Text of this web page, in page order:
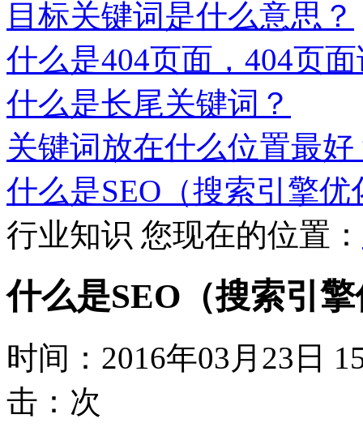
目标关键词是什么意思？
什么是404页面，404页
什么是长尾关键词？
关键词放在什么位置最好
什么是SEO（搜索引擎优
行业知识 您现在的位置：
什么是SEO（搜索引
时间：2016年03月23
击： 次